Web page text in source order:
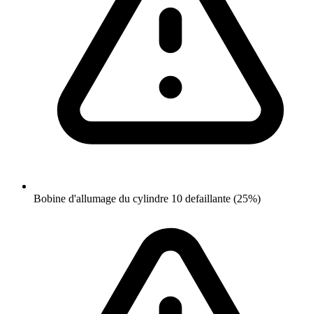
Bobine d'allumage du cylindre 10 defaillante (25%)